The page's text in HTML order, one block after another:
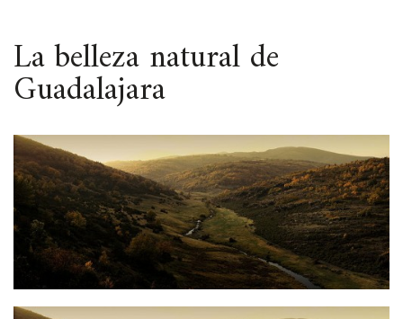
ESPACIO
La belleza natural de
Guadalajara